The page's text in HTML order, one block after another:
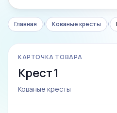
Главная / Кованые кресты /
КАРТОЧКА ТОВАРА
Крест 1
Кованые кресты